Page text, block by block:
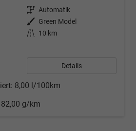
Getriebe Automatik
Außenfarbe Green Model
Kilometerstand
10 km
Details
8,00 l/100km
g/km